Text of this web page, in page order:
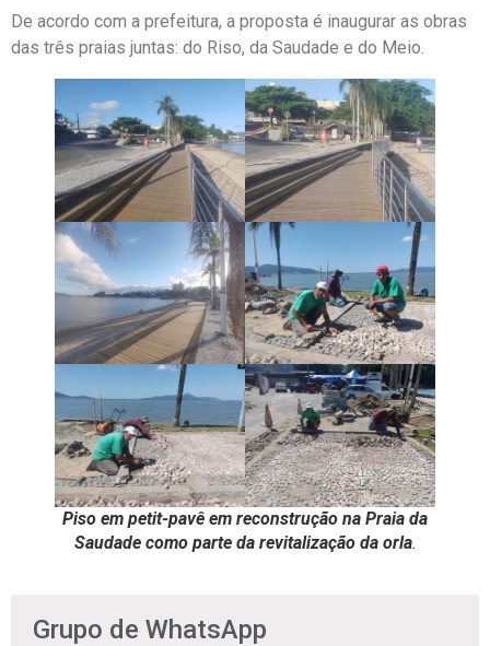
De acordo com a prefeitura, a proposta é inaugurar as obras
das três praias juntas: do Riso, da Saudade e do Meio.
Piso em petit-pavê em reconstrução na Praia da
Saudade como parte da revitalização da orla.
Grupo de WhatsApp